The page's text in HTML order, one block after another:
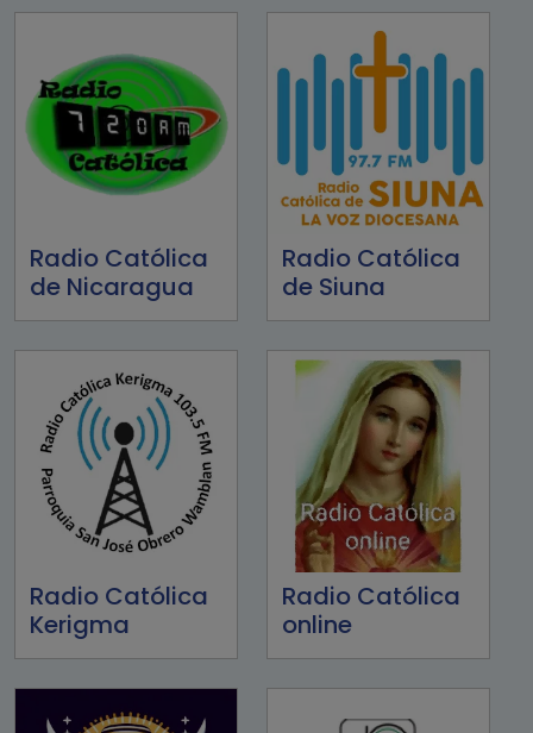
Radio Católica
de Nicaragua
Radio Católica
de Siuna
Radio Católica
Kerigma
Radio Católica
online